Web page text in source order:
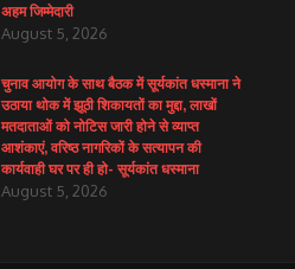
अहम जिम्मेदारी
August 5, 2026
चुनाव आयोग के साथ बैठक में सूर्यकांत धस्माना ने
उठाया थोक में झूठी शिकायतों का मुद्दा, लाखों
मतदाताओं को नोटिस जारी होने से व्याप्त
आशंकाएं, वरिष्ठ नागरिकों के सत्यापन की
कार्यवाही घर पर ही हो- सूर्यकांत धस्माना
August 5, 2026